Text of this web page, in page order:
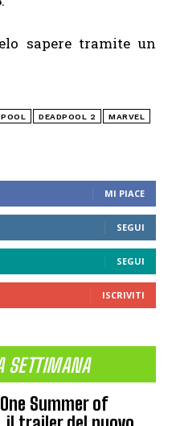
MI PIACE
SEGUI
SEGUI
ISCRIVITI
SETTIMANA
Summer of
sapere tramite un
DEADPOOL 2 MARVEL